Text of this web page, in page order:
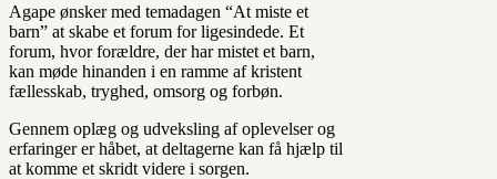
Agape ønsker med temadagen “At miste et
barn” at skabe et forum for ligesindede. Et
forum, hvor forældre, der har mistet et barn,
kan møde hinanden i en ramme af kristent
fællesskab, tryghed, omsorg og forbøn.
Gennem oplæg og udveksling af oplevelser og
erfaringer er håbet, at deltagerne kan få hjælp til
at komme et skridt videre i sorgen.